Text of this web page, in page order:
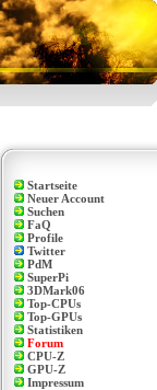
Startseite
Neuer Account
Suchen
FaQ
Profile
Twitter
PdM
SuperPi
3DMark06
Top-CPUs
Top-GPUs
Statistiken
Forum
CPU-Z
GPU-Z
Impressum